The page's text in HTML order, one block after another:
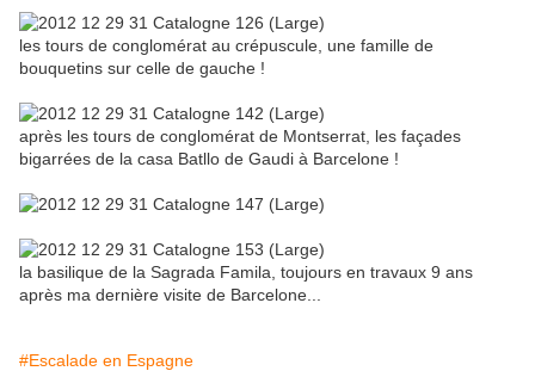
les tours de conglomérat au crépuscule, une famille de
bouquetins sur celle de gauche !
après les tours de conglomérat de Montserrat, les façades
bigarrées de la casa Batllo de Gaudi à Barcelone !
la basilique de la Sagrada Famila, toujours en travaux 9 ans
après ma dernière visite de Barcelone...
#Escalade en Espagne